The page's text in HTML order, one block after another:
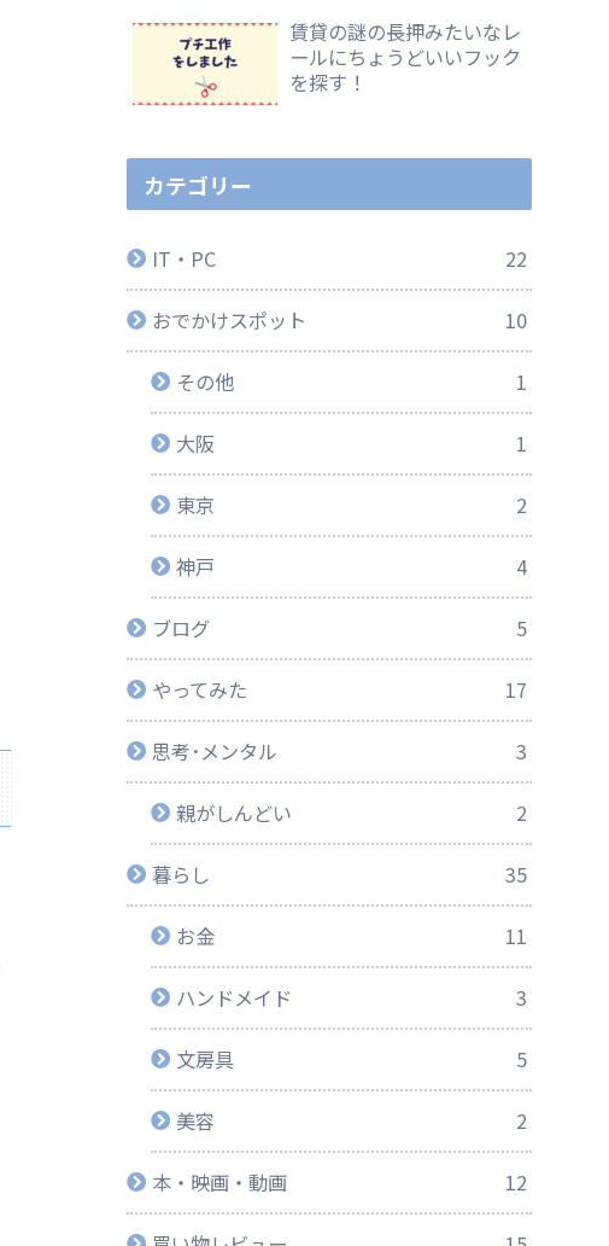
賃貸の謎の長押みたいなレ
ールにちょうどいいフック
を探す！
カテゴリー
IT・PC 22
おでかけスポット 10
その他 1
大阪 1
東京 2
神戸 4
ブログ 5
やってみた 17
思考･メンタル 3
親がしんどい 2
暮らし 35
お金 11
ハンドメイド 3
文房具 5
美容 2
本・映画・動画 12